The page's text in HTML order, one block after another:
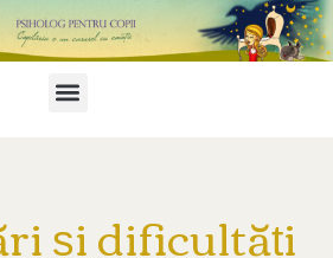
și dificultăți